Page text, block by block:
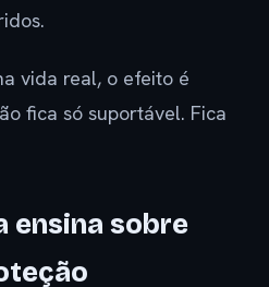
vida real, o efeito é
fica só suportável. Fica
ensina sobre